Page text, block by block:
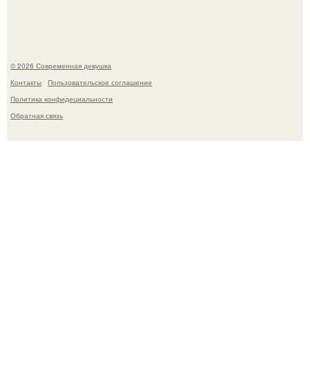
© 2026 Современная девушка
Контакты
Пользовательское соглашение
Политика конфидециальности
Обратная связь